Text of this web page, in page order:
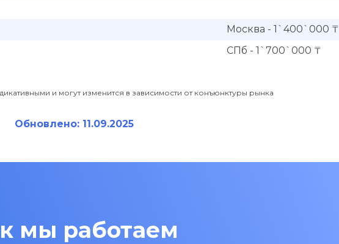
Москва - 1`400`000 ₸
СПб - 1`700`000 ₸
и могут изменится в зависимости от конъюнктуры рынка
Обновлено: 11.09.2025
мы работаем